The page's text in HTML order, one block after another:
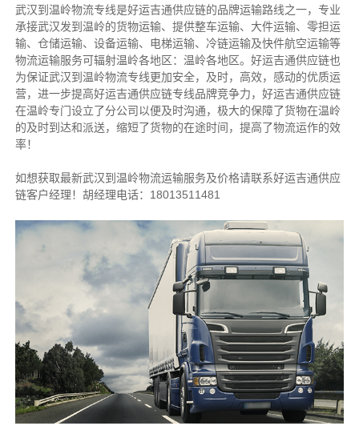
武汉到温岭物流专线是好运吉通供应链的品牌运输路线之一，专业
承接武汉发到温岭的货物运输、提供整车运输、大件运输、零担运
输、仓储运输、设备运输、电梯运输、冷链运输及快件航空运输等
物流运输服务可辐射温岭各地区：温岭各地区。好运吉通供应链也
为保证武汉到温岭物流专线更加安全，及时，高效，感动的优质运
营，进一步提高好运吉通供应链专线品牌竞争力，好运吉通供应链
在温岭专门设立了分公司以便及时沟通，极大的保障了货物在温岭
的及时到达和派送，缩短了货物的在途时间，提高了物流运作的效
率！
如想获取最新武汉到温岭物流运输服务及价格请联系好运吉通供应
链客户经理！胡经理电话：18013511481